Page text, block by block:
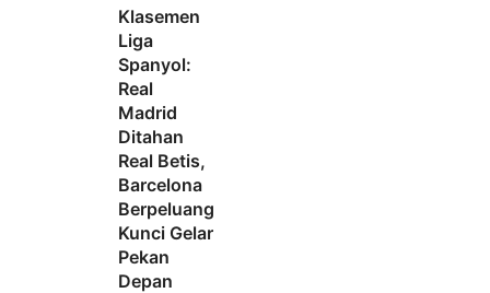
Klasemen
Liga
Spanyol:
Real
Madrid
Ditahan
Real Betis,
Barcelona
Berpeluang
Kunci Gelar
Pekan
Depan